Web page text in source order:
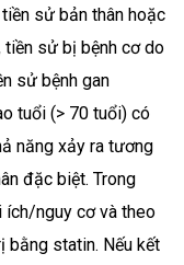
sử bản thân hoặc
tiền sử bị bệnh cơ do
sử bệnh gan
tuổi (> 70 tuổi) có
năng xảy ra tương
đặc biệt. Trong
ích/nguy cơ và theo
bằng statin. Nếu kết